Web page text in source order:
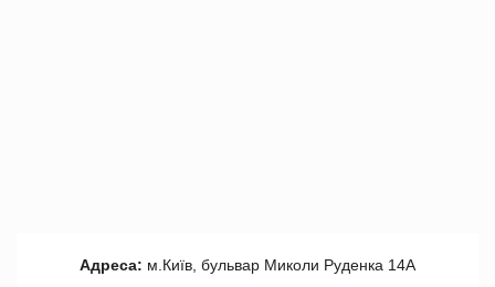
Адреса: м.Київ, бульвар Миколи Руденка 14А